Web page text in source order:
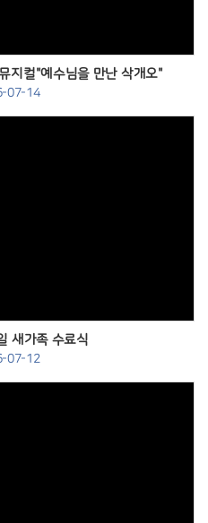
지컬"예수님을 만난 삭개오"
07-14
새가족 수료식
07-12